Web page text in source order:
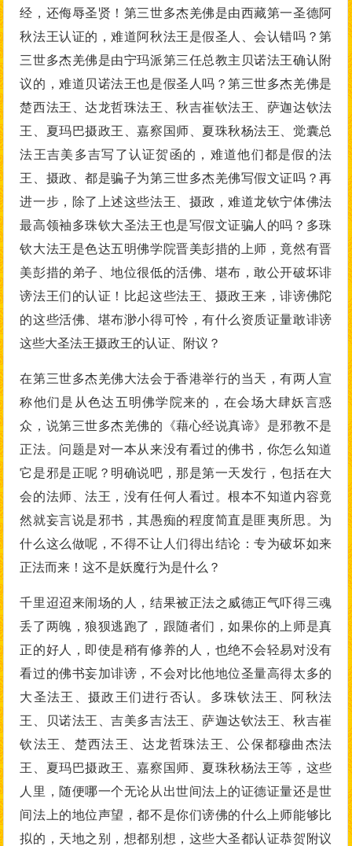
经，还侮辱圣贤！第三世多杰羌佛是由西藏第一圣德阿
秋法王认证的，难道阿秋法王是假圣人、会认错吗？第
三世多杰羌佛是由宁玛派第三任总教主贝诺法王确认附
议的，难道贝诺法王也是假圣人吗？第三世多杰羌佛是
楚西法王、达龙哲珠法王、秋吉崔钦法王、萨迦达钦法
王、夏玛巴摄政王、嘉察国师、夏珠秋杨法王、觉囊总
法王吉美多吉写了认证贺函的，难道他们都是假的法
王、摄政、都是骗子为第三世多杰羌佛写假文证吗？再
进一步，除了上述这些法王、摄政，难道龙钦宁体佛法
最高领袖多珠钦大圣法王也是写假文证骗人的吗？多珠
钦大法王是色达五明佛学院晋美彭措的上师，竟然有晋
美彭措的弟子、地位很低的活佛、堪布，敢公开破坏诽
谤法王们的认证！比起这些法王、摄政王来，诽谤佛陀
的这些活佛、堪布渺小得可怜，有什么资质证量敢诽谤
这些大圣法王摄政王的认证、附议？
在第三世多杰羌佛大法会于香港举行的当天，有两人宣
称他们是从色达五明佛学院来的，在会场大肆妖言惑
众，说第三世多杰羌佛的《藉心经说真谛》是邪教不是
正法。问题是对一本从来没有看过的佛书，你怎么知道
它是邪是正呢？明确说吧，那是第一天发行，包括在大
会的法师、法王，没有任何人看过。根本不知道内容竟
然就妄言说是邪书，其愚痴的程度简直是匪夷所思。为
什么这么做呢，不得不让人们得出结论：专为破坏如来
正法而来！这不是妖魔行为是什么？
千里迢迢来闹场的人，结果被正法之威德正气吓得三魂
丢了两魄，狼狈逃跑了，跟随者们，如果你的上师是真
正的好人，即使是稍有修养的人，也绝不会轻易对没有
看过的佛书妄加诽谤，不会对比他地位圣量高得太多的
大圣法王、摄政王们进行否认。多珠钦法王、阿秋法
王、贝诺法王、吉美多吉法王、萨迦达钦法王、秋吉崔
钦法王、楚西法王、达龙哲珠法王、公保都穆曲杰法
王、夏玛巴摄政王、嘉察国师、夏珠秋杨法王等，这些
人里，随便哪一个无论从出世间法上的证德证量还是世
间法上的地位声望，都不是你们谤佛的什么上师能够比
拟的，天地之别，想都别想，这些大圣都认证恭贺附议